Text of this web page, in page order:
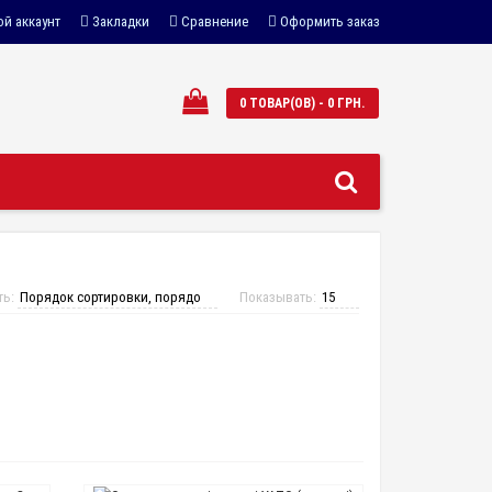
аккаунт Закладки Сравнение Оформить заказ
0 ТОВАР(ОВ) - 0 ГРН.
Показывать: